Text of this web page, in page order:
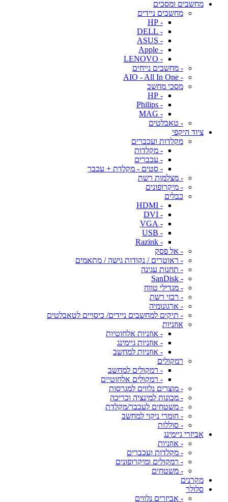
מחשבים ומסכים
מחשבים ניידים
- HP
- DELL
- ASUS
- Apple
- LENOVO
- מחשבים נייחים
- AIO - All In One
מסכי מחשב
- HP
- Philips
- MAG
- טאבלטים
ציוד היקפי
מקלדות ועכברים
- מקלדות
- עכברים
- סטים - מקלדת + עכבר
- מצלמות רשת
- מיקרופונים
כבלים
- HDMI
- DVI
- VGA
- USB
- Razink
- אל פסק
- ראוטרים / נקודות גישה / מתאמים
- תחנות עגינה
- SanDisk
- מגדילי טווח
- רכזי רשת
- ארגונומיה
- תיקים למחשבים ניידים/ כיסויים לטאבלטים
אוזניות
- אוזניות אלחוטיות
- אוזניות גיימינג
- אוזניות למחשב
רמקולים
- רמקולים למחשב
- רמקולים אלחוטיים
- מוצרים נלווים למגרסות
- מכונות למינציה וכריכה
- משטחים לעכבר/מקלדת
- חומרי ניקוי למחשב
- סוללות
אביזרי גיימינג
- אוזניות
- מקלדות ועכברים
- רמקולים ומיקרופונים
- משטחים
מקרנים
סלולר
- אביזרים נלווים